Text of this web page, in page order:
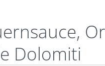
Dolomiti